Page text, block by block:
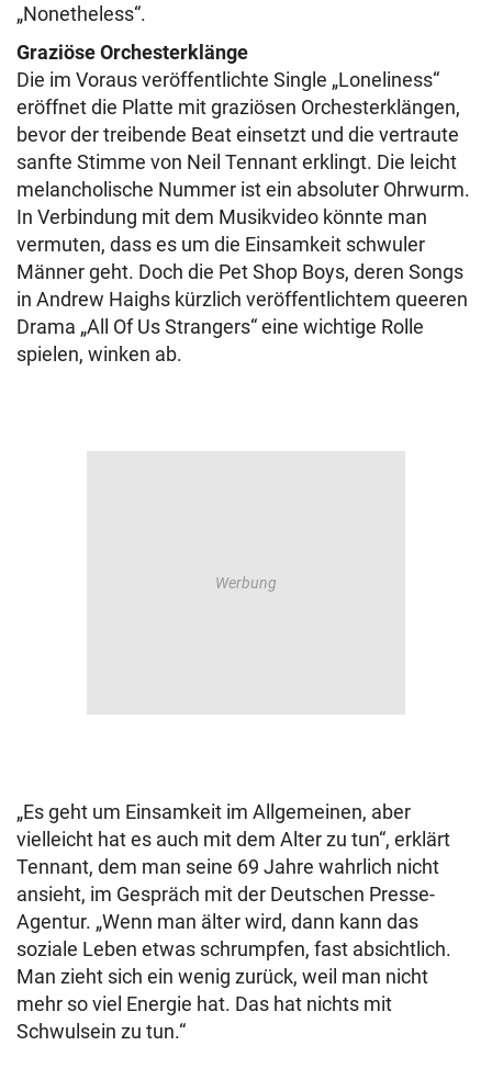
„Nonetheless“.
Graziöse Orchesterklänge
Die im Voraus veröffentlichte Single „Loneliness“
eröffnet die Platte mit graziösen Orchesterklängen,
bevor der treibende Beat einsetzt und die vertraute
sanfte Stimme von Neil Tennant erklingt. Die leicht
melancholische Nummer ist ein absoluter Ohrwurm.
In Verbindung mit dem Musikvideo könnte man
vermuten, dass es um die Einsamkeit schwuler
Männer geht. Doch die Pet Shop Boys, deren Songs
in Andrew Haighs kürzlich veröffentlichtem queeren
Drama „All Of Us Strangers“ eine wichtige Rolle
spielen, winken ab.
„Es geht um Einsamkeit im Allgemeinen, aber
vielleicht hat es auch mit dem Alter zu tun“, erklärt
Tennant, dem man seine 69 Jahre wahrlich nicht
ansieht, im Gespräch mit der Deutschen Presse-
Agentur. „Wenn man älter wird, dann kann das
soziale Leben etwas schrumpfen, fast absichtlich.
Man zieht sich ein wenig zurück, weil man nicht
mehr so viel Energie hat. Das hat nichts mit
Schwulsein zu tun.“